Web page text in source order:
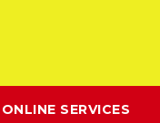
ONLINE SERVICES